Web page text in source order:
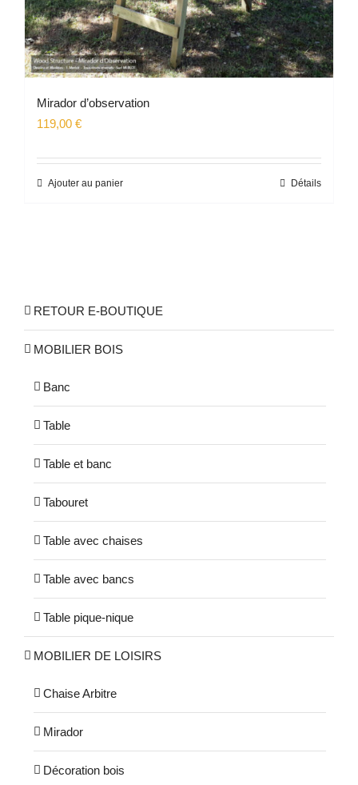
Mirador d’observation
119,00 €
Ajouter au panier Détails
RETOUR E-BOUTIQUE
MOBILIER BOIS
Banc
Table
Table et banc
Tabouret
Table avec chaises
Table avec bancs
Table pique-nique
MOBILIER DE LOISIRS
Chaise Arbitre
Mirador
Décoration bois